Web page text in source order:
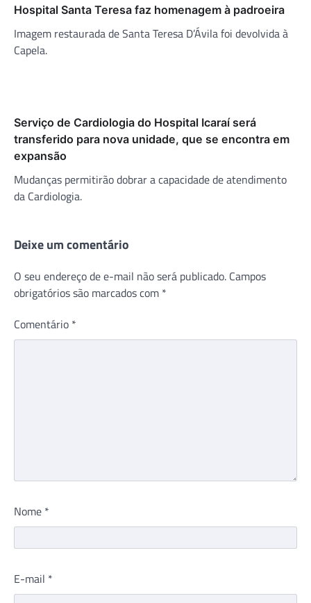
Hospital Santa Teresa faz homenagem à padroeira
Imagem restaurada de Santa Teresa D’Ávila foi devolvida à
Capela.
Serviço de Cardiologia do Hospital Icaraí será
transferido para nova unidade, que se encontra em
expansão
Mudanças permitirão dobrar a capacidade de atendimento
da Cardiologia.
Deixe um comentário
O seu endereço de e-mail não será publicado. Campos
obrigatórios são marcados com *
Comentário *
Nome *
E-mail *